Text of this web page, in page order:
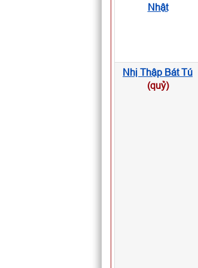
Nhật
Nhị Thập Bát Tú
(quỷ)